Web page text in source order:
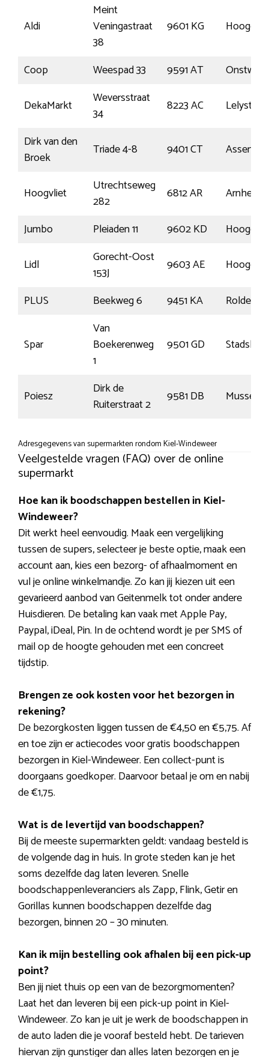
Aldi
Meint
Veningastraat
38
9601 KG
Coop Weespad 33 9591 AT
DekaMarkt
Weversstraat
34
8223 AC
Lelystad
Dirk van den
Broek
Triade 4-8 9401 CT Assen
Hoogvliet
Utrechtseweg
282
6812 AR
Arnhem
Jumbo
Pleiaden 11 9602 KD
Lidl
Gorecht-Oost
153J
9603 AE
PLUS
Beekweg 6 9451 KA Rolde
Spar
Van
Boekerenweg
1
9501 GD
Poiesz
Dirk de
Ruiterstraat 2
9581 DB
Adresgegevens van supermarkten rondom Kiel-Windeweer
Veelgestelde vragen (FAQ) over de online
supermarkt
Hoe kan ik boodschappen bestellen in Kiel-
Windeweer?
Dit werkt heel eenvoudig. Maak een vergelijking
tussen de supers, selecteer je beste optie, maak een
account aan, kies een bezorg- of afhaalmoment en
vul je online winkelmandje. Zo kan jij kiezen uit een
gevarieerd aanbod van Geitenmelk tot onder andere
Huisdieren. De betaling kan vaak met Apple Pay,
Paypal, iDeal, Pin. In de ochtend wordt je per SMS of
mail op de hoogte gehouden met een concreet
tijdstip.
Brengen ze ook kosten voor het bezorgen in
rekening?
De bezorgkosten liggen tussen de €4,50 en €5,75. Af
en toe zijn er actiecodes voor gratis boodschappen
bezorgen in Kiel-Windeweer. Een collect-punt is
doorgaans goedkoper. Daarvoor betaal je om en nabij
de €1,75.
Wat is de levertijd van boodschappen?
Bij de meeste supermarkten geldt: vandaag besteld is
de volgende dag in huis. In grote steden kan je het
soms dezelfde dag laten leveren. Snelle
boodschappenleveranciers als Zapp, Flink, Getir en
Gorillas kunnen boodschappen dezelfde dag
bezorgen, binnen 20 – 30 minuten.
Kan ik mijn bestelling ook afhalen bij een pick-up
point?
Ben jij niet thuis op een van de bezorgmomenten?
Laat het dan leveren bij een pick-up point in Kiel-
Windeweer. Zo kan je uit je werk de boodschappen in
de auto laden die je vooraf besteld hebt. De tarieven
hiervan zijn gunstiger dan alles laten bezorgen en je